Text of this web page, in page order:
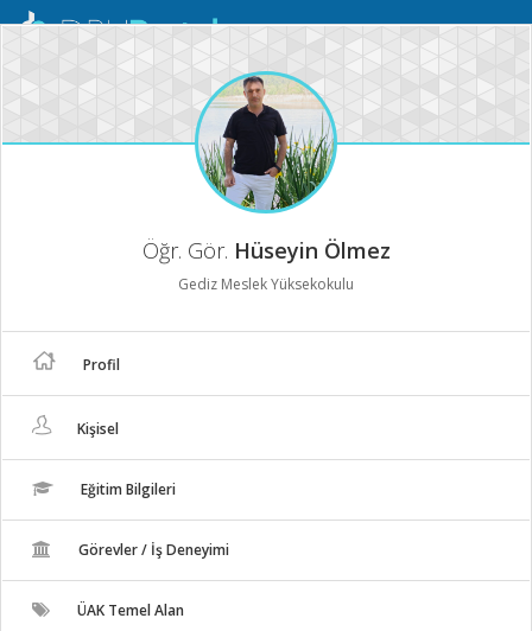
Mobil
Öğr. Gör. Hüseyin Ölmez
Gediz Meslek Yüksekokulu
Profil
Kişisel
Eğitim Bilgileri
Görevler / İş Deneyimi
ÜAK Temel Alan